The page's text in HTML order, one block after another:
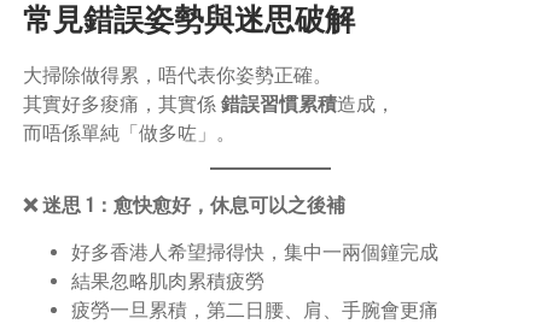
常見錯誤姿勢與迷思破解
大掃除做得累，唔代表你姿勢正確。
其實好多痠痛，其實係 錯誤習慣累積造成，
而唔係單純「做多咗」。
❌ 迷思 1：愈快愈好，休息可以之後補
好多香港人希望掃得快，集中一兩個鐘完成
結果忽略肌肉累積疲勞
疲勞一旦累積，第二日腰、肩、手腕會更痛